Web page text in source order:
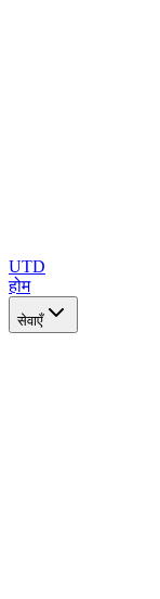
UTD
होम
सेवाएँ